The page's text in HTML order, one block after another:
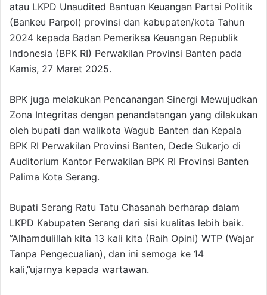
atau LKPD Unaudited Bantuan Keuangan Partai Politik
(Bankeu Parpol) provinsi dan kabupaten/kota Tahun
2024 kepada Badan Pemeriksa Keuangan Republik
Indonesia (BPK RI) Perwakilan Provinsi Banten pada
Kamis, 27 Maret 2025.
BPK juga melakukan Pencanangan Sinergi Mewujudkan
Zona Integritas dengan penandatangan yang dilakukan
oleh bupati dan walikota Wagub Banten dan Kepala
BPK RI Perwakilan Provinsi Banten, Dede Sukarjo di
Auditorium Kantor Perwakilan BPK RI Provinsi Banten
Palima Kota Serang.
Bupati Serang Ratu Tatu Chasanah berharap dalam
LKPD Kabupaten Serang dari sisi kualitas lebih baik.
”Alhamdulillah kita 13 kali kita (Raih Opini) WTP (Wajar
Tanpa Pengecualian), dan ini semoga ke 14
kali,”ujarnya kepada wartawan.